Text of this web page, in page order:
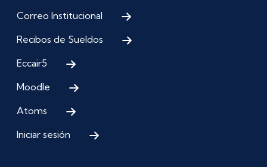
Correo Institucional
Recibos de Sueldos
Eccair5
Moodle
Atoms
Iniciar sesión